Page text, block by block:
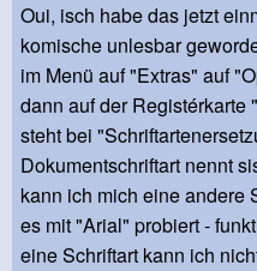
Oui, isch habe das jetzt
komische unlesbar
im Menü auf "Extras" auf
dann auf der
steht bei
Dokumentschriftart nennt
kann ich mich eine andere
es mit "Arial" probiert -
eine Schriftart kann ich